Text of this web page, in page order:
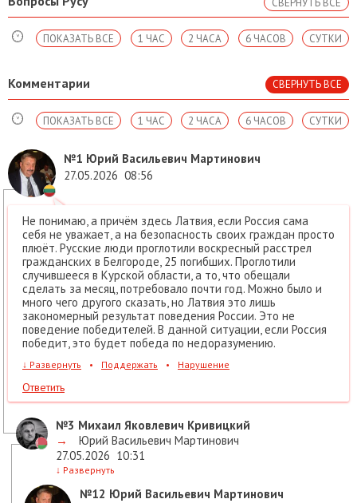
СУТКИ
6 ЧАСОВ
2 ЧАСА
1 ЧАС
ПОКАЗАТЬ ВСЕ
Комментарии СВЕРНУТЬ ВСЕ
СУТКИ
6 ЧАСОВ
2 ЧАСА
1 ЧАС
ПОКАЗАТЬ ВСЕ
№1 Юрий Васильевич Мартинович
27.05.2026 08:56
Не понимаю, а причём здесь Латвия, если Россия сама
себя не уважает, а на безопасность своих граждан просто
плюёт. Русские люди проглотили воскресный расстрел
гражданских в Белгороде, 25 погибших. Проглотили
случившееся в Курской области, а то, что обещали
сделать за месяц, потребовало почти год. Можно было и
много чего другого сказать, но Латвия это лишь
закономерный результат поведения России. Это не
поведение победителей. В данной ситуации, если Россия
победит, это будет победа по недоразумению.
↓ Развернуть • Поддержать • Нарушение
Ответить
№3 Михаил Яковлевич Кривицкий
→
Юрий Васильевич Мартинович
27.05.2026 10:31
↓ Развернуть
№12 Юрий Васильевич Мартинович